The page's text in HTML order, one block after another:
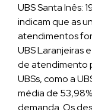
UBS Santa Inês:
indicam que as
atendimentos
UBS Laranjeiras
de atendimento
UBSs, como a
média de
demanda. Os